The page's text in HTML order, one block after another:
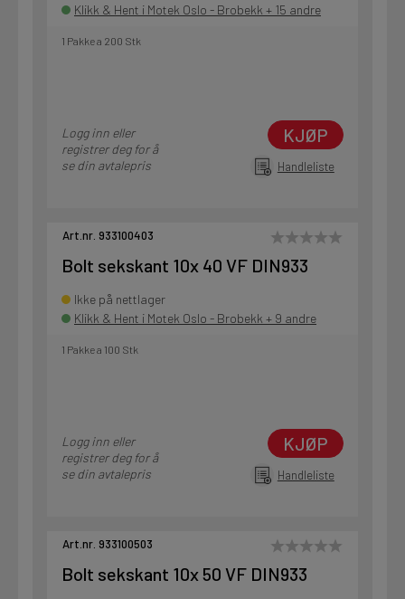
Klikk & Hent i Motek Oslo - Brobekk + 15 andre
1 Pakke a 200 Stk
Logg inn eller
registrer deg for å
se din avtalepris
KJØP
Handleliste
Art.nr. 933100403
Bolt sekskant 10x 40 VF DIN933
Ikke på nettlager
Klikk & Hent i Motek Oslo - Brobekk + 9 andre
1 Pakke a 100 Stk
Logg inn eller
registrer deg for å
se din avtalepris
KJØP
Handleliste
Art.nr. 933100503
Bolt sekskant 10x 50 VF DIN933